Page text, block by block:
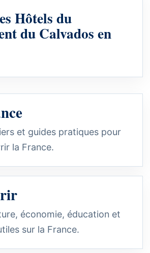
Hôtels du
du Calvados en
et guides pratiques pour
la France.
économie, éducation et
sur la France.